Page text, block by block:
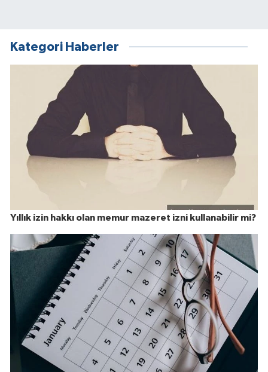
Kategori Haberler
Yıllık izin hakkı olan memur mazeret izni kullanabilir mi?